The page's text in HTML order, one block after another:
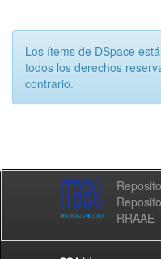
Los ítems de DSpace
todos los derechos
contrario.
RRAAE